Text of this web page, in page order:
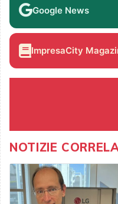
Google News
ImpresaCity
NOTIZIE